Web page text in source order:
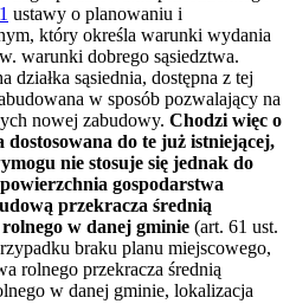
ustawy o planowaniu i
który określa warunki wydania
warunki dobrego sąsiedztwa.
sąsiednia, dostępna z tej
w sposób pozwalający na
nowej zabudowy. Chodzi więc o
dostosowana do te już istniejącej,
nie stosuje się jednak do
gospodarstwa
przekracza średnią
w danej gminie (art. 61 ust.
braku planu miejscowego,
rolnego przekracza średnią
w danej gminie, lokalizacja